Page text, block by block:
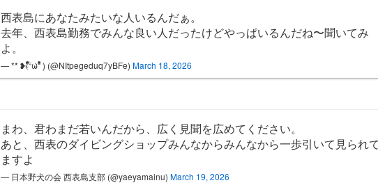
西表島にあなたみたいな人いるんだぁ。
去年、西表島勤務でみんな良い人だったけどやっぱいるんだね〜聞いてみ
よ。
— ** ❥(ؓؒؒؑؑؖؔؓؒؐؐ⁼̴̀ωؘؙؖؕؔؓؒؑؐؕ⁼̴̀ ) (@NItpegeduq7yBFe) March 18, 2026
まわ、君わまだ若いんだから、広く見聞を広めてください。
あと、西表のダイビングショップみんなからみんなから一歩引いて見られて
ますよ
— 日本野犬の会 西表島支部 (@yaeyamainu) March 19, 2026